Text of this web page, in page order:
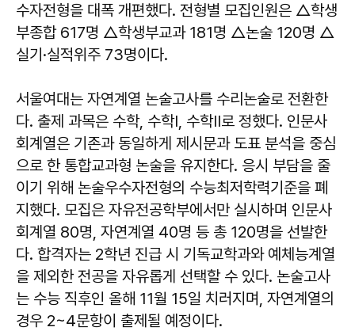
수자전형을 대폭 개편했다. 전형별 모집인원은 △학생
부종합 617명 △학생부교과 181명 △논술 120명 △
실기·실적위주 73명이다.
서울여대는 자연계열 논술고사를 수리논술로 전환한
다. 출제 과목은 수학, 수학Ⅰ, 수학Ⅱ로 정했다. 인문사
회계열은 기존과 동일하게 제시문과 도표 분석을 중심
으로 한 통합교과형 논술을 유지한다. 응시 부담을 줄
이기 위해 논술우수자전형의 수능최저학력기준을 폐
지했다. 모집은 자유전공학부에서만 실시하며 인문사
회계열 80명, 자연계열 40명 등 총 120명을 선발한
다. 합격자는 2학년 진급 시 기독교학과와 예체능계열
을 제외한 전공을 자유롭게 선택할 수 있다. 논술고사
는 수능 직후인 올해 11월 15일 치러지며, 자연계열의
경우 2~4문항이 출제될 예정이다.